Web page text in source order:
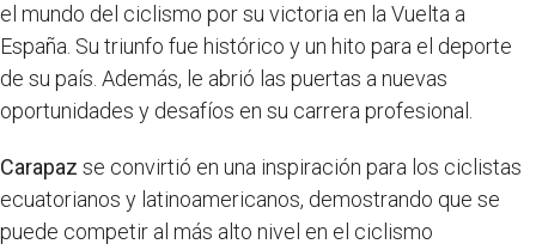
el mundo del ciclismo por su victoria en la Vuelta a
España. Su triunfo fue histórico y un hito para el deporte
de su país. Además, le abrió las puertas a nuevas
oportunidades y desafíos en su carrera profesional.
Carapaz se convirtió en una inspiración para los ciclistas
ecuatorianos y latinoamericanos, demostrando que se
puede competir al más alto nivel en el ciclismo